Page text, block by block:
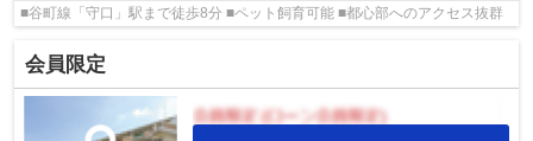
■谷町線「守口」駅まで徒歩8分 ■ペット飼育可能 ■都心部へのアクセス抜群
会員限定